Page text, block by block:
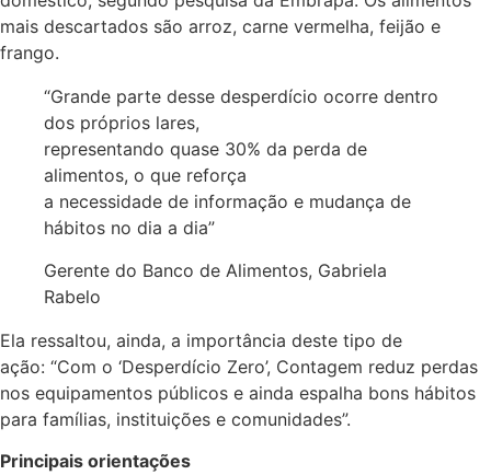
mais descartados são arroz, carne vermelha, feijão e
frango.
“Grande parte desse desperdício ocorre dentro
dos próprios lares,
representando quase 30% da perda de
alimentos, o que reforça
a necessidade de informação e mudança de
hábitos no dia a dia”
Gerente do Banco de Alimentos, Gabriela
Rabelo
Ela ressaltou, ainda, a importância deste tipo de
ação: “Com o ‘Desperdício Zero’, Contagem reduz perdas
nos equipamentos públicos e ainda espalha bons hábitos
para famílias, instituições e comunidades”.
Principais orientações